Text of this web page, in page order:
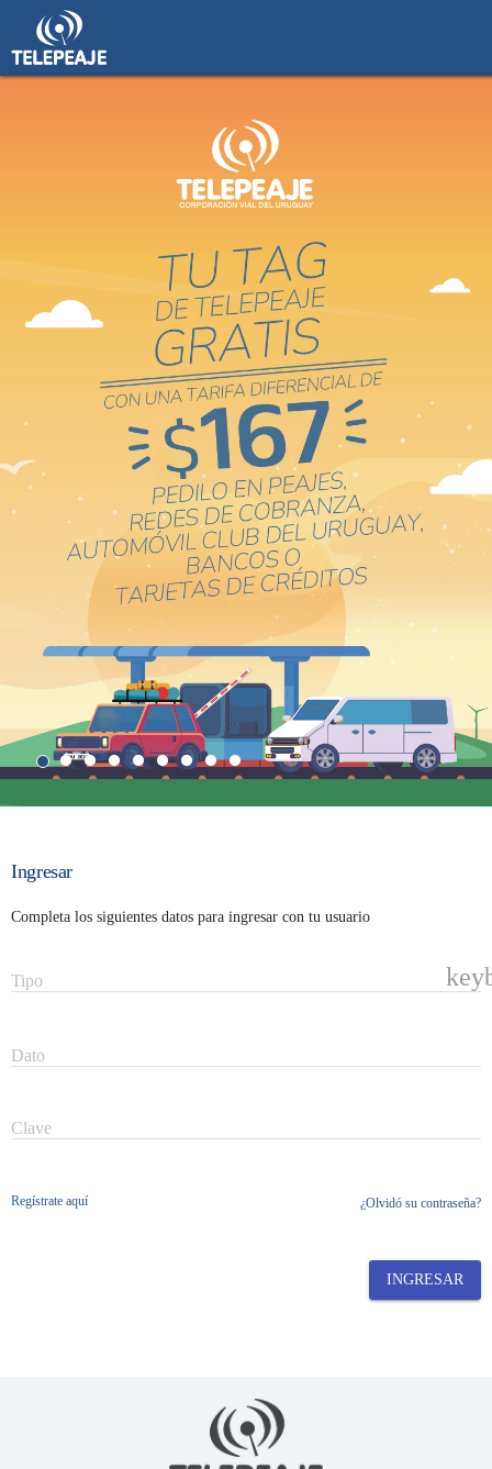
Ingresar
Completa los siguientes datos para ingresar con tu usuario
Tipo
Dato
Clave
Regístrate aquí ¿Olvidó su contraseña?
INGRESAR